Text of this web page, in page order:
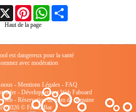
X Pinterest WhatsApp
Haut de la page
est dangereux pour la santé
avec modération
- Mentions Légales- FAQ
- Développement Web Faboard
Web- Réservation de nom de domaine
2026 © FrenchBar